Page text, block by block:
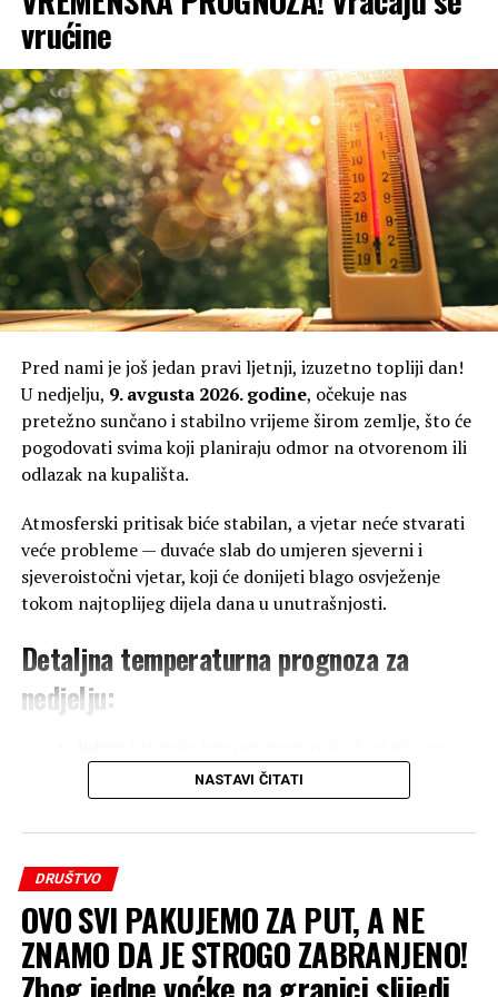
Građane tako očekuje još najmanje desetak dana visokih
temperatura, uz vrijednosti koje će u najtoplijem dijelu
dana u pojedinim krajevima dostizati 40 stepeni.
vrućine
Pred nami je još jedan pravi ljetnji, izuzetno topliji dan!
U nedjelju, 9. avgusta 2026. godine, očekuje nas
pretežno sunčano i stabilno vrijeme širom zemlje, što će
pogodovati svima koji planiraju odmor na otvorenom ili
odlazak na kupališta.
Atmosferski pritisak biće stabilan, a vjetar neće stvarati
veće probleme — duvaće slab do umjeren sjeverni i
sjeveroistočni vjetar, koji će donijeti blago osvježenje
tokom najtoplijeg dijela dana u unutrašnjosti.
Detaljna temperaturna prognoza za
nedjelju:
16 do 22 °C, dok će na jugu zemlje
jutro biti znatno toplije, sa temperaturama oko
26 °C.
Dan:Tokom dana očekuje se brz porast
temperature. Najviša dnevna temperatura zraka
u većini krajeva kretaće se od27 do 33 °C.
NASTAVI ČITATI
DRUŠTVO
OVO SVI PAKUJEMO ZA PUT, A NE
ZNAMO DA JE STROGO ZABRANJENO!